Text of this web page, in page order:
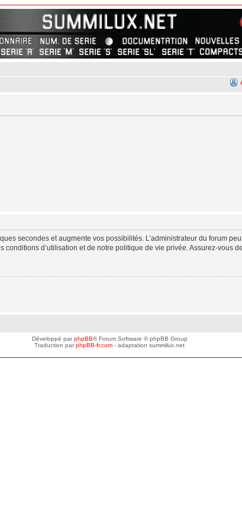
secondes et augmente vos possibilités. L’administrateur du forum
d’utilisation et de notre politique de vie privée. Assurez-vous
Développé parphpBB® Forum Software © phpBB Group
Traduction parphpBB-fr.com - adaptation summilux.net